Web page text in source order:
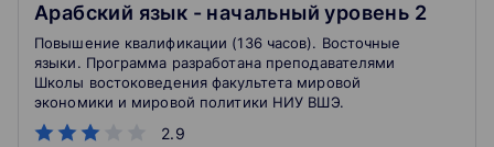
Арабский язык - начальный уровень 2
2.9
Повышение квалификации (136 часов). Восточные
языки. Программа разработана преподавателями
Школы востоковедения факультета мировой
экономики и мировой политики НИУ ВШЭ.